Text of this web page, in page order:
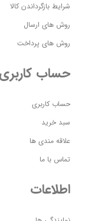
شرایط بازگرداندن کالا
روش های ارسال
روش های پرداخت
حساب کاربری
حساب کاربری
سبد خرید
علاقه مندی ها
تماس با ما
اطلاعات